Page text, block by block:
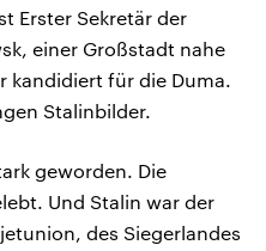
Erster Sekretär der
einer Großstadt nahe
kandidiert für die Duma.
Stalinbilder.
geworden. Die
Und Stalin war der
des Siegerlandes